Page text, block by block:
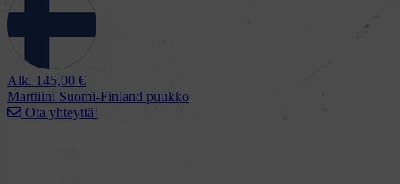
Alk. 145,00 €
Marttiini Suomi-Finland puukko
Ota yhteyttä!